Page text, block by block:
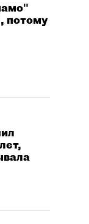
потому